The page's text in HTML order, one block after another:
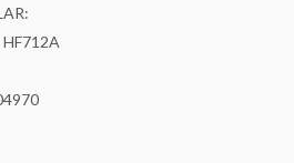
HF712A